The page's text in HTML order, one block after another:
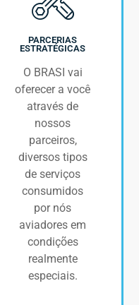
PARCERIAS
ESTRATÉGICAS
O BRASI vai
oferecer a você
através de
nossos
parceiros,
diversos tipos
de serviços
consumidos
por nós
aviadores em
condições
realmente
especiais.